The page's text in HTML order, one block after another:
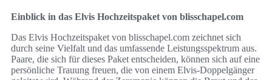
Einblick in das Elvis Hochzeitspaket von blisschapel.com
Das Elvis Hochzeitspaket von blisschapel.com zeichnet sich
durch seine Vielfalt und das umfassende Leistungsspektrum aus.
Paare, die sich für dieses Paket entscheiden, können sich auf eine
persönliche Trauung freuen, die von einem Elvis-Doppelgänger